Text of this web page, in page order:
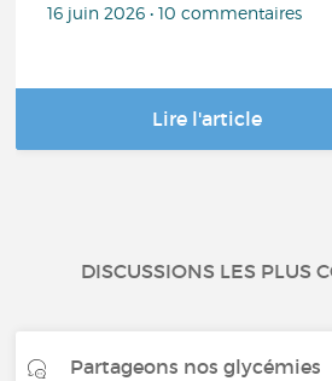
16 juin 2026 • 10 commentaires
Lire l'article
DISCUSSIONS LES PLUS
Partageons nos glycémies